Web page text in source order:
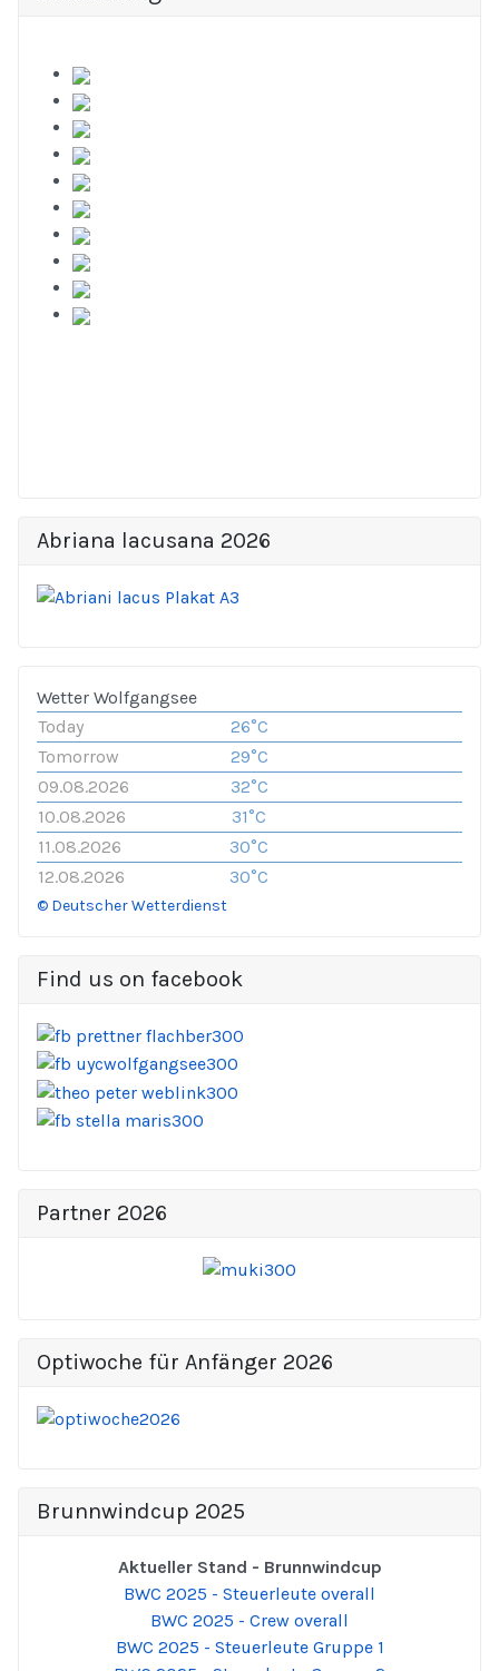
Abriana lacusana 2026
Wetter Wolfgangsee
Today
26°C
Tomorrow
29°C
09.08.2026
32°C
10.08.2026
31°C
11.08.2026
30°C
12.08.2026
30°C
© Deutscher Wetterdienst
Find us on facebook
Partner 2026
Optiwoche für Anfänger 2026
Brunnwindcup 2025
Aktueller Stand - Brunnwindcup
BWC 2025 - Steuerleute overall
BWC 2025 - Crew overall
BWC 2025 - Steuerleute Gruppe 1